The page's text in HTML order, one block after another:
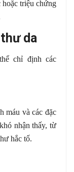
triệu chứng
da
chỉ định các
máu và các đặc
nhận thấy, từ
hắc tố.